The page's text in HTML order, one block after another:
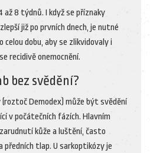
až 8 týdnů. I když se příznaky
již po prvních dnech, je nutné
celou dobu, aby se zlikvidovaly i
recidivě onemocnění.
bez svědění?
(roztoč Demodex) může být svědění
v počátečních fázích. Hlavním
kůže a luštění, často
předních tlap. U sarkoptikózy je